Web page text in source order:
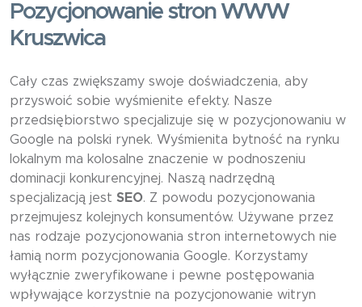
Pozycjonowanie stron WWW
Kruszwica
Cały czas zwiększamy swoje doświadczenia, aby
przyswoić sobie wyśmienite efekty. Nasze
przedsiębiorstwo specjalizuje się w pozycjonowaniu w
Google na polski rynek. Wyśmienita bytność na rynku
lokalnym ma kolosalne znaczenie w podnoszeniu
dominacji konkurencyjnej. Naszą nadrzędną
specjalizacją jest SEO. Z powodu pozycjonowania
przejmujesz kolejnych konsumentów. Używane przez
nas rodzaje pozycjonowania stron internetowych nie
łamią norm pozycjonowania Google. Korzystamy
wyłącznie zweryfikowane i pewne postępowania
wpływające korzystnie na pozycjonowanie witryn